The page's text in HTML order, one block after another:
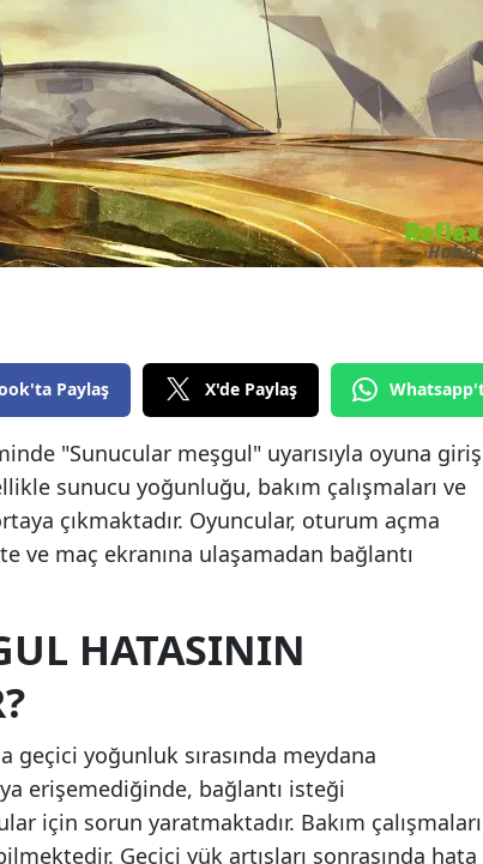
Çanakkale
Çankırı
Çorum
Denizli
Diyarbakır
Erzincan
Eskişehir
Gaziantep
Gümüşhane
Isparta
Mersin
Paylaş X'de Paylaş
"Sunucular meşgul" uyarısıyla oyuna giriş
sunucu yoğunluğu, bakım çalışmaları ve
çıkmaktadır. Oyuncular, oturum açma
ve maç ekranına ulaşamadan bağlantı
HATASININ
geçici yoğunluk sırasında meydana
erişemediğinde, bağlantı isteği
için sorun yaratmaktadır. Bakım çalışmaları
Geçici yük artışları sonrasında hata